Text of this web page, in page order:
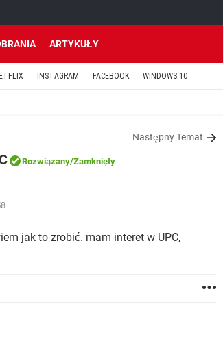
ARTYKUŁY
INSTAGRAM FACEBOOK WINDOWS 10
Następny Temat
Rozwiązany/Zamknięty
jak to zrobić. mam interet w UPC,